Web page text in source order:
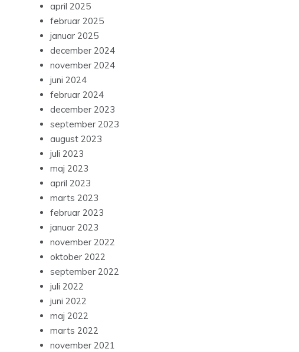
april 2025
februar 2025
januar 2025
december 2024
november 2024
juni 2024
februar 2024
december 2023
september 2023
august 2023
juli 2023
maj 2023
april 2023
marts 2023
februar 2023
januar 2023
november 2022
oktober 2022
september 2022
juli 2022
juni 2022
maj 2022
marts 2022
november 2021